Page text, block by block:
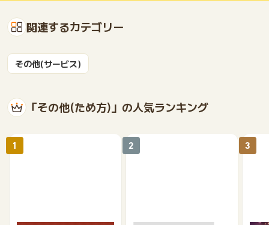
関連するカテゴリー
その他(サービス)
「その他(ため方)」の人気ランキング
1 2 3